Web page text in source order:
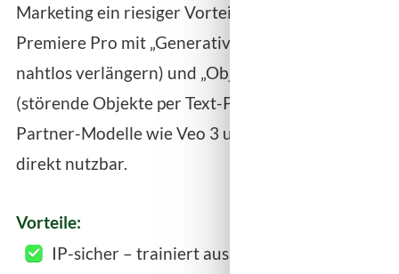
Marketing ein riesiger Vorteil ist. Tief integriert in
Premiere Pro mit „Generative Extend“ (Clips
nahtlos verlängern) und „Object Removal“
(störende Objekte per Text-Prompt entfernen).
Partner-Modelle wie Veo 3 und Runway sind
direkt nutzbar.
Vorteile:
IP-sicher – trainiert ausschließlich auf